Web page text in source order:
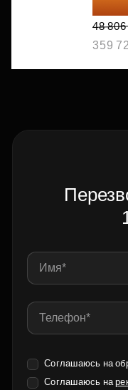
39
48
359
Соглашаюсь на
Соглашаюсь на